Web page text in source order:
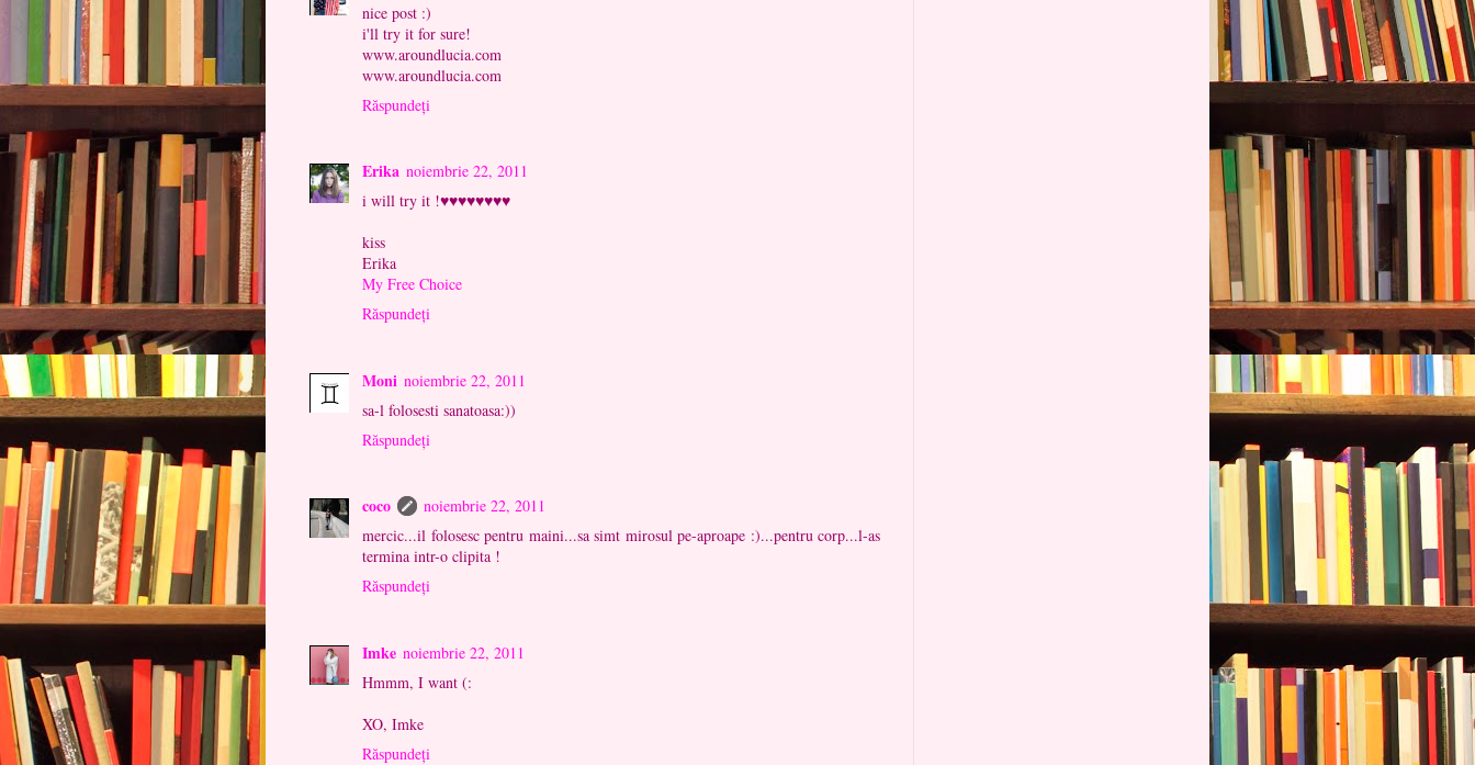
nice post :)
i'll try it for sure!
www.aroundlucia.com
www.aroundlucia.com
Răspundeți
Erika noiembrie 22, 2011
i will try it !♥♥♥♥♥♥♥♥
kiss
Erika
My Free Choice
Răspundeți
Moni noiembrie 22, 2011
sa-l folosesti sanatoasa:))
Răspundeți
coco
noiembrie 22, 2011
mercic...il folosesc pentru maini...sa simt mirosul pe-aproape :)...pentru corp...l-as
termina intr-o clipita !
Răspundeți
Imke noiembrie 22, 2011
Hmmm, I want (:
XO, Imke
Răspundeți